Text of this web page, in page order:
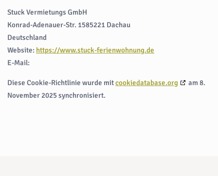
Stuck Vermietungs GmbH
Konrad-Adenauer-Str. 1585221 Dachau
Deutschland
Website: https://www.stuck-ferienwohnung.de
E-Mail:
Diese Cookie-Richtlinie wurde mitcookiedatabase.org
am 8.
November 2025 synchronisiert.